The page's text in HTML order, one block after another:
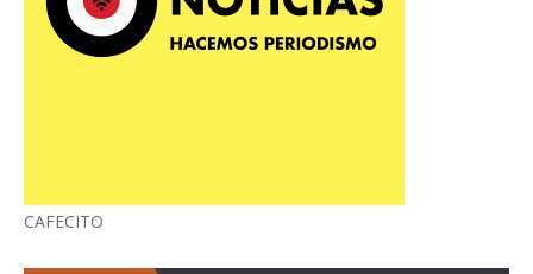
CAFECITO